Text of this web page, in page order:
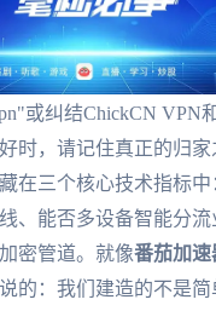
或纠结ChickCN VPN
时，请记住真正的归
在三个核心技术指标
、能否多设备智能分流
密管道。就像番茄加速
的：我们建造的不是